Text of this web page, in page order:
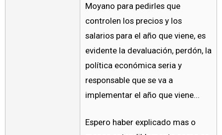
Moyano para pedirles que
controlen los precios y los
salarios para el año que viene, es
evidente la devaluación, perdón, la
política económica seria y
responsable que se va a
implementar el año que viene...
Espero haber explicado mas o